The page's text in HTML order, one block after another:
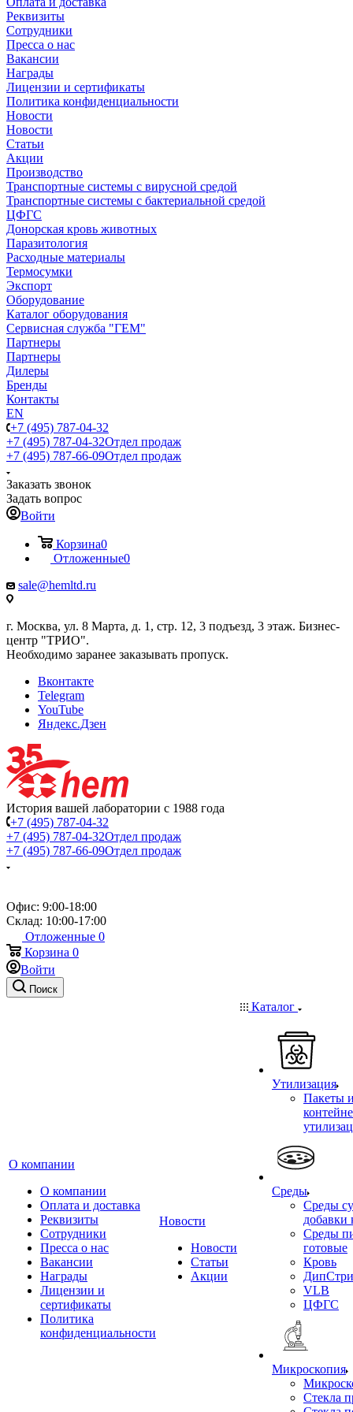
Реквизиты
Сотрудники
Пресса о нас
Вакансии
Награды
Лицензии и сертификаты
Политика конфиденциальности
Новости
Новости
Статьи
Акции
Производство
Транспортные системы с вирусной средой
Транспортные системы с бактериальной средой
ЦФГС
Донорская кровь животных
Паразитология
Расходные материалы
Термосумки
Экспорт
Оборудование
Каталог оборудования
Сервисная служба "ГЕМ"
Партнеры
Партнеры
Дилеры
Бренды
Контакты
EN
+7 (495) 787-04-32
+7 (495) 787-04-32Отдел продаж
+7 (495) 787-66-09Отдел продаж
Заказать звонок
Задать вопрос
Войти
Корзина0
Отложенные0
sale@hemltd.ru
г. Москва, ул. 8 Марта, д. 1, стр. 12, 3 подъезд, 3 этаж. Бизнес-
центр "ТРИО".
Необходимо заранее заказывать пропуск.
Вконтакте
Telegram
YouTube
Яндекс.Дзен
История вашей лаборатории с 1988 года
+7 (495) 787-04-32
+7 (495) 787-04-32Отдел продаж
+7 (495) 787-66-09Отдел продаж
Офис: 9:00-18:00
Склад: 10:00-17:00
Отложенные 0
Корзина 0
Войти
Поиск
О компании
О компании
Оплата и доставка
Реквизиты
Сотрудники
Пресса о нас
Вакансии
Награды
Лицензии и
сертификаты
Политика
конфиденциальности
Новости
Новости
Статьи
Акции
Каталог
Утилизация
Пакеты
Среды
Среды
добавки
Среды
готовые
Кровь
VLB
ЦФГС
Микроскопия
Стекла